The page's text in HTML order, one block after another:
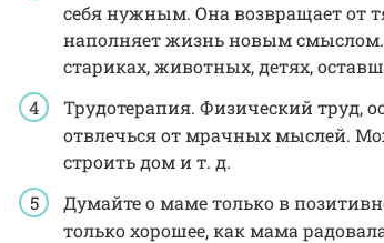
себя нужным. Она возвращает от
наполняет жизнь новым
стариках, животных, детях,
Трудотерапия. Физический труд,
отвлечься от мрачных мыслей.
строить дом и т. д.
Думайте о маме только в
только хорошее, как мама